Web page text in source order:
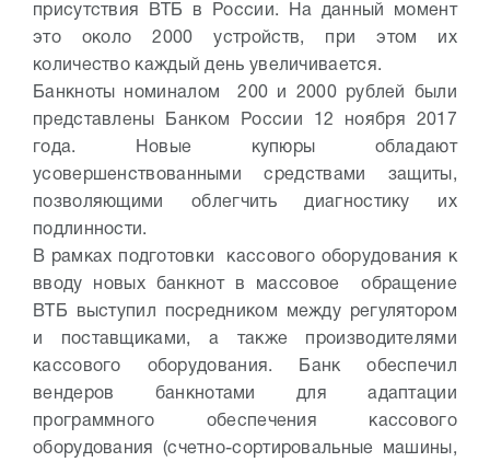
присутствия ВТБ в России. На данный момент
это около 2000 устройств, при этом их
количество каждый день увеличивается.
Банкноты номиналом 200 и 2000 рублей были
представлены Банком России 12 ноября 2017
года. Новые купюры обладают
усовершенствованными средствами защиты,
позволяющими облегчить диагностику их
подлинности.
В рамках подготовки кассового оборудования к
вводу новых банкнот в массовое обращение
ВТБ выступил посредником между регулятором
и поставщиками, а также производителями
кассового оборудования. Банк обеспечил
вендеров банкнотами для адаптации
программного обеспечения кассового
оборудования (счетно-сортировальные машины,